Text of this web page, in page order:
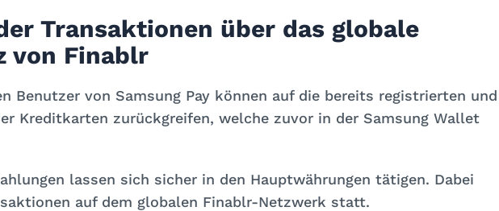
Transaktionen über das globale
von Finablr
Benutzer von Samsung Pay können auf die bereits registrierten und
Kreditkarten zurückgreifen, welche zuvor in der Samsung Wallet
lassen sich sicher in den Hauptwährungen tätigen. Dabei
auf dem globalen Finablr-Netzwerk statt.